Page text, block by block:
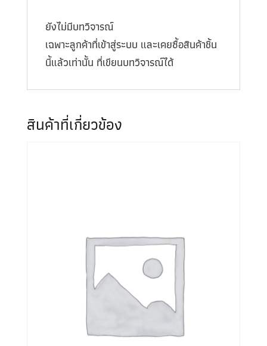
ยังไม่มีบทวิจารณ์
เฉพาะลูกค้าที่เข้าสู่ระบบ และเคยซื้อสินค้าชิ้น
นี้แล้วเท่านั้น ที่เขียนบทวิจารณ์ได้
สินค้าที่เกี่ยวข้อง